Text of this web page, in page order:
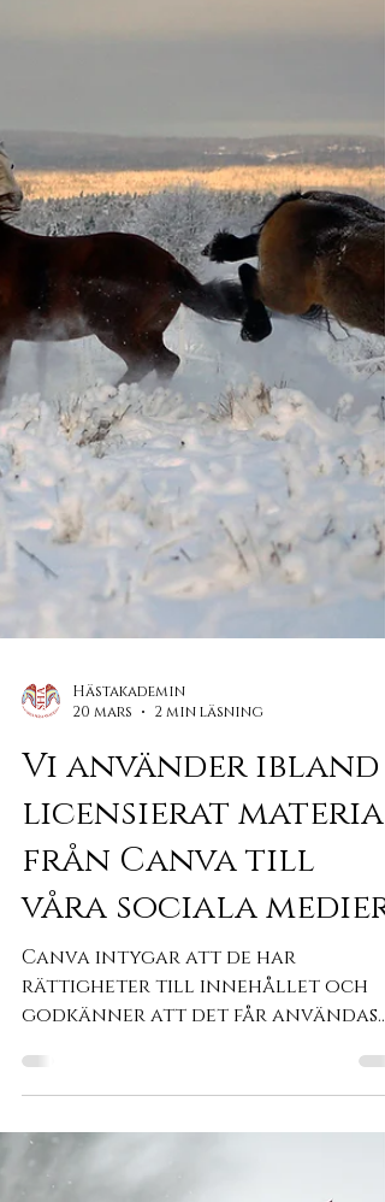
Hästakademin
Vi använder ibland
licensierat material
från Canva till
våra sociala medier.
Canva intygar att de har
rättigheter till innehållet och
godkänner att det får användas